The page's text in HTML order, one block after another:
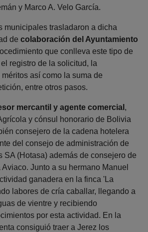
y Marco A. Velo García.
municipales trasladaron a dicha
de colaboración del Ayuntamiento
que conlleva este tipo de
registro de la solicitud, la
así como la suma de
entre otros pasos.
mercantil y agente comercial ,
y cónsul honorario de Bolivia
consejero de la cadena hotelera
del consejo de administración de
SA (Hotasa) además de consejero de
Junto a su hermano Manuel
ganadera en la finca 'La
labores de cría caballar, llegando a
de vientre y recibiendo
por esta actividad. En la
consiguió traer a Jerez los